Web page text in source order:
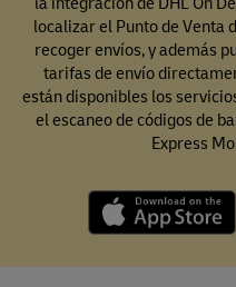
localizar el Punto de Venta
recoger envíos, y además
tarifas de envío
están disponibles los
el escaneo de códigos de
Express